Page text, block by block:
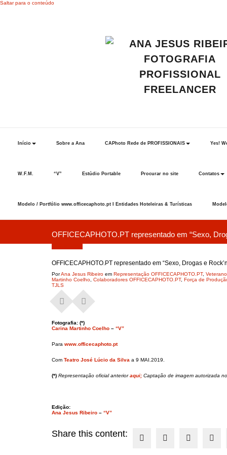
Saltar para o conteúdo
Início Sobre a Ana CAPhoto Rede de PROFISSIONAIS Yes!
W.F.M. “V” Estúdio Portable Procurar no site Contatos
Modelo / Portfólio www.officecaphoto.pt I Entidades Hoteleiras & Turísticas
OFFICECAPHOTO.PT representado em “Sexo,
OFFICECAPHOTO.PT representado em “Sexo, Drogas e
PorAna Jesus Ribeiro em Representação OFFICECAPHOTO.PT,
Martinho Coelho Colaboradores OFFICECAPHOTO.PT, Força de
TJLS
Fotografia: (*)
Carina Martinho Coelho – “V”
Para www.officecaphoto.pt
Com Teatro José Lúcio da Silva a 9 MAI.2019.
(*) Representação oficial anterioraqui; Captação de imagem autorizada
Edição:
Ana Jesus Ribeiro – “V”
Share this content: